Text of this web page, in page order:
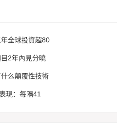
全球投資超80
2年內見分曉
么顛覆性技術
現：每隔41